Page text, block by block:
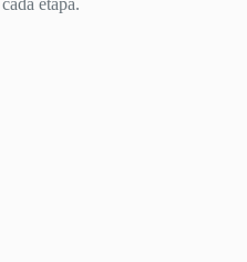
etapa.